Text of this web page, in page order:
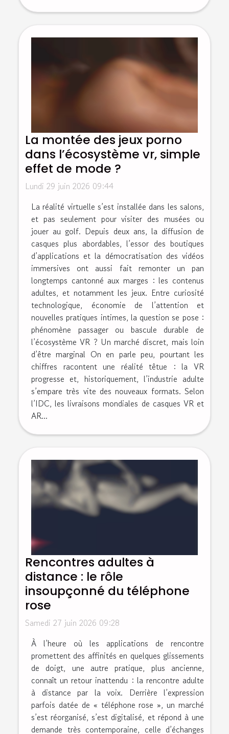
La montée des jeux porno
dans l’écosystème vr, simple
effet de mode ?
Lundi 29 juin 2026 09:44
La réalité virtuelle s’est installée dans les salons,
et pas seulement pour visiter des musées ou
jouer au golf. Depuis deux ans, la diffusion de
casques plus abordables, l’essor des boutiques
d’applications et la démocratisation des vidéos
immersives ont aussi fait remonter un pan
longtemps cantonné aux marges : les contenus
adultes, et notamment les jeux. Entre curiosité
technologique, économie de l’attention et
nouvelles pratiques intimes, la question se pose :
phénomène passager ou bascule durable de
l’écosystème VR ? Un marché discret, mais loin
d’être marginal On en parle peu, pourtant les
chiffres racontent une réalité têtue : la VR
progresse et, historiquement, l’industrie adulte
s’empare très vite des nouveaux formats. Selon
l’IDC, les livraisons mondiales de casques VR et
AR...
Rencontres adultes à
distance : le rôle
insoupçonné du téléphone
rose
Samedi 27 juin 2026 09:28
À l’heure où les applications de rencontre
promettent des affinités en quelques glissements
de doigt, une autre pratique, plus ancienne,
connaît un retour inattendu : la rencontre adulte
à distance par la voix. Derrière l’expression
parfois datée de « téléphone rose », un marché
s’est réorganisé, s’est digitalisé, et répond à une
demande très contemporaine, celle d’échanges